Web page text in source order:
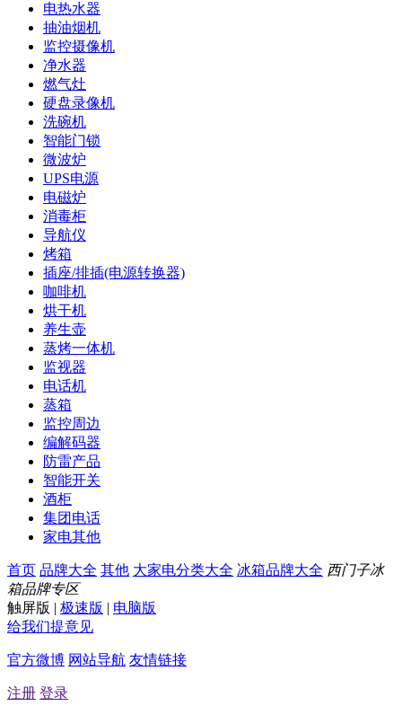
电热水器
抽油烟机
监控摄像机
净水器
燃气灶
硬盘录像机
洗碗机
智能门锁
微波炉
UPS电源
电磁炉
消毒柜
导航仪
烤箱
插座/排插(电源转换器)
咖啡机
烘干机
养生壶
蒸烤一体机
监视器
电话机
蒸箱
监控周边
编解码器
防雷产品
智能开关
酒柜
集团电话
家电其他
首页 品牌大全 其他 大家电分类大全 冰箱品牌大全 西门子冰
箱品牌专区
触屏版 | 极速版 | 电脑版
给我们提意见
官方微博 网站导航 友情链接
注册 登录